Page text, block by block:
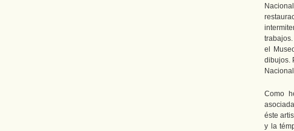
el
dibujos.
Como
éste
y la